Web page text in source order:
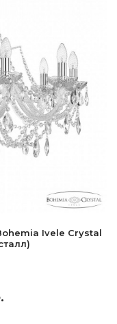
Ivele Crystal